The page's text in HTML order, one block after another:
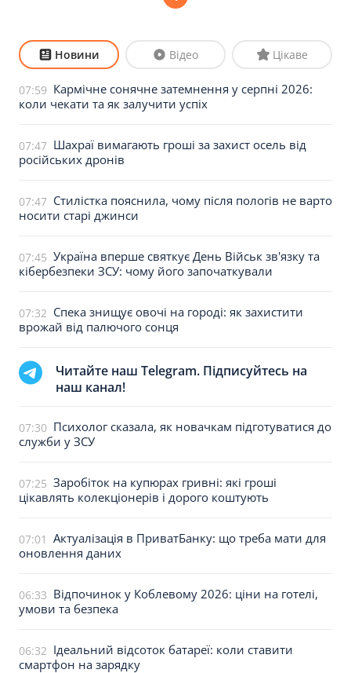
Новини Відео Цікаве
07:59 Кармічне сонячне затемнення у серпні 2026:
коли чекати та як залучити успіх
07:47 Шахраї вимагають гроші за захист осель від
російських дронів
07:47 Стилістка пояснила, чому після пологів не варто
носити старі джинси
07:45 Україна вперше святкує День Військ зв'язку та
кібербезпеки ЗСУ: чому його започаткували
07:32 Спека знищує овочі на городі: як захистити
врожай від палючого сонця
Читайте наш Telegram. Підписуйтесь на
наш канал!
07:30 Психолог сказала, як новачкам підготуватися до
служби у ЗСУ
07:25 Заробіток на купюрах гривні: які гроші
цікавлять колекціонерів і дорого коштують
07:01 Актуалізація в ПриватБанку: що треба мати для
оновлення даних
06:33 Відпочинок у Коблевому 2026: ціни на готелі,
умови та безпека
06:32 Ідеальний відсоток батареї: коли ставити
смартфон на зарядку